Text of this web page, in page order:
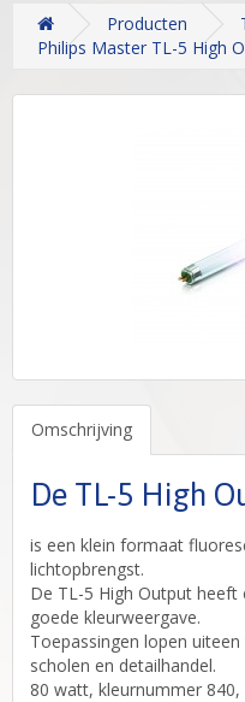
Producten
Philips Master TL-5 High
Omschrijving
De TL-5 High
is een klein formaat
lichtopbrengst.
De TL-5 High Output
goede kleurweergave.
Toepassingen lopen
scholen en detailhandel.
80 watt, kleurnummer 840,